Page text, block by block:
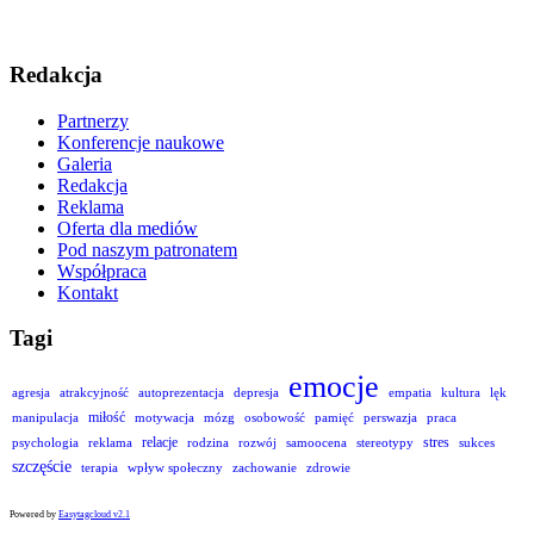
Redakcja
Partnerzy
Konferencje naukowe
Galeria
Redakcja
Reklama
Oferta dla mediów
Pod naszym patronatem
Współpraca
Kontakt
Tagi
agresja atrakcyjność autoprezentacja depresja emocje empatia kultura
lęk
manipulacja
miłość motywacja mózg osobowość pamięć perswazja
praca
psychologia
reklama relacje rodzina rozwój samoocena stereotypy stres sukces
szczęście terapia wpływ społeczny zachowanie zdrowie
Powered by Easytagcloud v2.1